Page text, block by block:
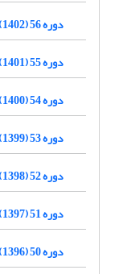
دوره 56 (1402)
دوره 55 (1401)
دوره 54 (1400)
دوره 53 (1399)
دوره 52 (1398)
دوره 51 (1397)
دوره 50 (1396)